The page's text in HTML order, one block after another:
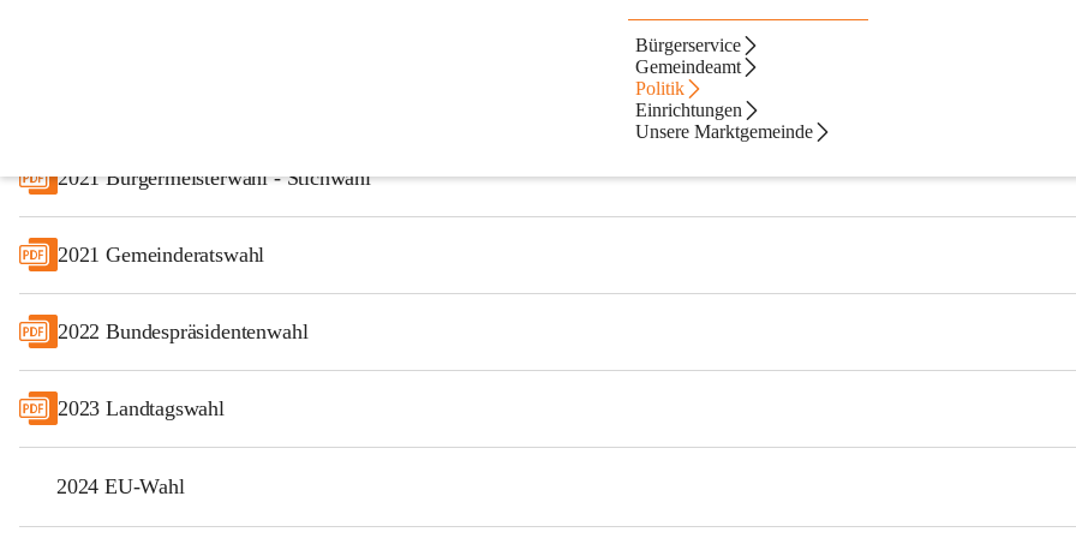
Bürgerservice
Gemeindeamt
Politik
Einrichtungen
Unsere Marktgemeinde
2021 Bürgermeisterwahl - Stichwahl
2021 Gemeinderatswahl
2022 Bundespräsidentenwahl
2023 Landtagswahl
2024 EU-Wahl